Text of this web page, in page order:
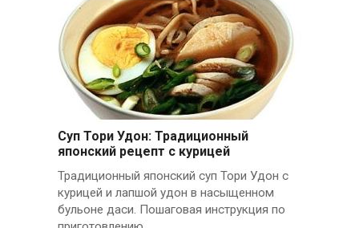
Суп Тори Удон: Традиционный
японский рецепт с курицей
Традиционный японский суп Тори Удон с
курицей и лапшой удон в насыщенном
бульоне даси. Пошаговая инструкция по